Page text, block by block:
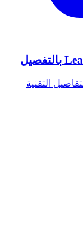
التقنية